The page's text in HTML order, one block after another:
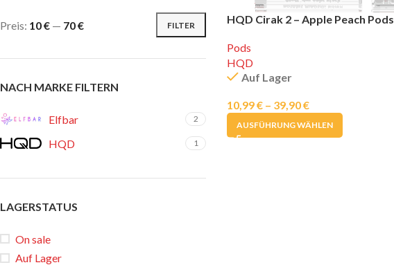
FILTER
Preis: 10 € — 70 €
NACH MARKE FILTERN
Elfbar 2
HQD 1
LAGERSTATUS
On sale
Auf Lager
HQD Cirak 2 – Apple Peach Pods
Pods
HQD
Auf Lager
10,99€ – 39,90€
AUSFÜHRUNG WÄHLEN